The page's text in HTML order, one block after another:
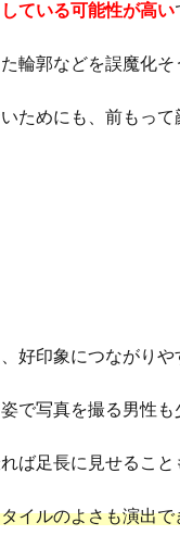
ている可能性が高い
輪郭などを誤魔化そ
ためにも、前もっ
好印象につながりや
で写真を撮る男性も
ば足長に見せること
イルのよさも演出で